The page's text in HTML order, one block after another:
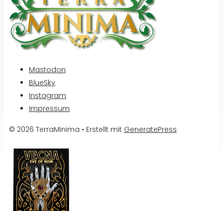
Mastodon
BlueSky
Instagram
Impressum
© 2026 TerraMinima • Erstellt mit GeneratePress